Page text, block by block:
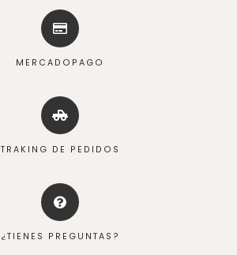
MERCADOPAGO
TRAKING DE PEDIDOS
¿TIENES PREGUNTAS?